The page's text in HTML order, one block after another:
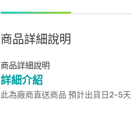
商品詳細說明
商品詳細說明
詳細介紹
此為廠商直送商品 預計出貨日2-5天